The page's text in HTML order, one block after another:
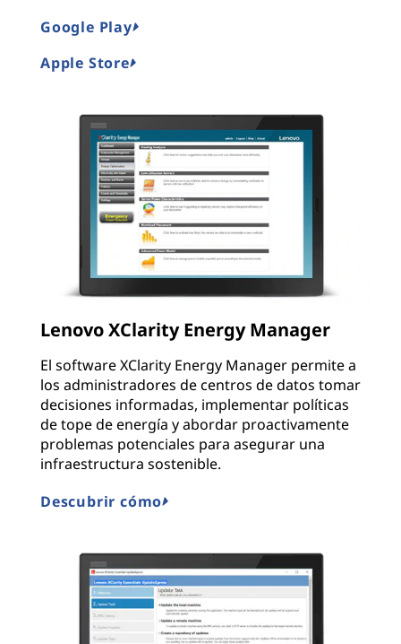
Google Play
Apple Store
Lenovo XClarity Energy Manager
El software XClarity Energy Manager permite a
los administradores de centros de datos tomar
decisiones informadas, implementar políticas
de tope de energía y abordar proactivamente
problemas potenciales para asegurar una
infraestructura sostenible.
Descubrir cómo